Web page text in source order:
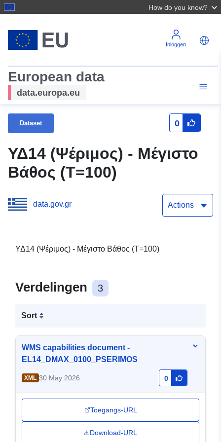
How do you know?
Inloggen
European data
data.europa.eu
Dataset 0
ΥΔ14 (Ψέριμος) - Μέγιστο
Βάθος (T=100)
data.gov.gr Actions
ΥΔ14 (Ψέριμος) - Μέγιστο Βάθος (T=100)
Verdelingen 3
Sort
WMS capabilities document -
EL14_DMAX_0100_PSERIMOS
XML 30 May 2026 0
Toegangs-URL
Download-URL